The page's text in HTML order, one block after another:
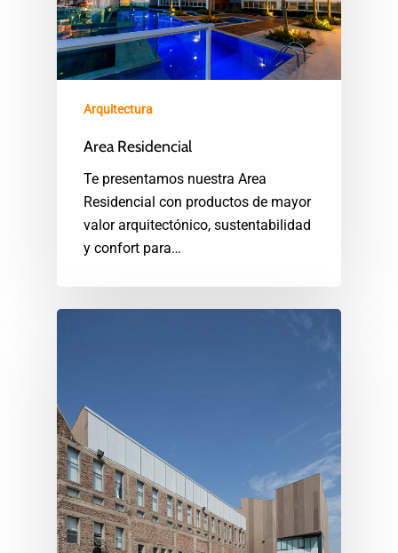
Arquitectura
Area Residencial
Te presentamos nuestra Area
Residencial con productos de mayor
valor arquitectónico, sustentabilidad
y confort para…